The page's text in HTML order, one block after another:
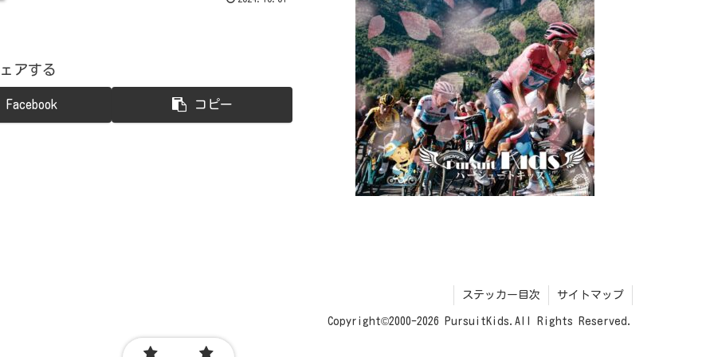
アする
Facebook コピー
ステッカー目次 サイトマップ
Copyright©2000-2026 PursuitKids.All Rights Reserved.